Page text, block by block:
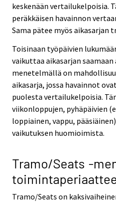
keskenään vertailukelpoisia.
peräkkäisen havainnon
Sama pätee myös aikasarjan
Toisinaan työpäivien
vaikuttaa aikasarjan
menetelmällä on
aikasarja, jossa havainnot
puolesta vertailukelpoisia.
viikonloppujen, pyhäpäivien
loppiainen, vappu,
vaikutuksen huomioimista.
Tramo/Seats -
Tramo/Seats on